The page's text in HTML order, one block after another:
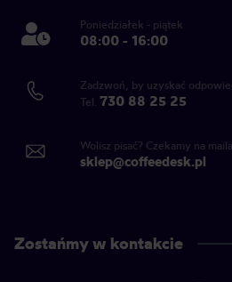
Poniedziałek - piątek
08:00 - 16:00
Zadzwoń, by uzyskać
Tel. 730 88 25 25
Wolisz pisać? Czekamy na
sklep@coffeedesk.pl
Zostańmy w kontakcie